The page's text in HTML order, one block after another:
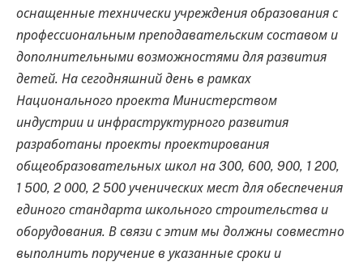
оснащенные технически учреждения образования с
профессиональным преподавательским составом и
дополнительными возможностями для развития
детей. На сегодняшний день в рамках
Национального проекта Министерством
индустрии и инфраструктурного развития
разработаны проекты проектирования
общеобразовательных школ на 300, 600, 900, 1 200,
1 500, 2 000, 2 500 ученических мест для обеспечения
единого стандарта школьного строительства и
оборудования. В связи с этим мы должны совместно
выполнить поручение в указанные сроки и